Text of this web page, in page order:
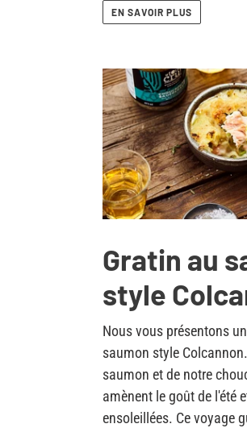
EN SAVOIR PLUS
Gratin au
style
Nous vous présentons
saumon style
saumon et de notre
amènent le goût de l'été
ensoleillées. Ce voyage